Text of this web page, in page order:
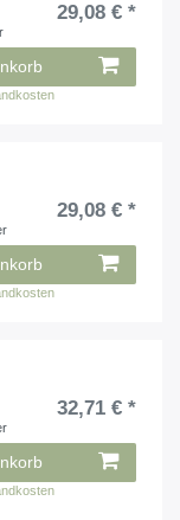
29,08 € *
29,08 € *
32,71 € *